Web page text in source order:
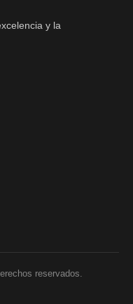
y la
reservados.